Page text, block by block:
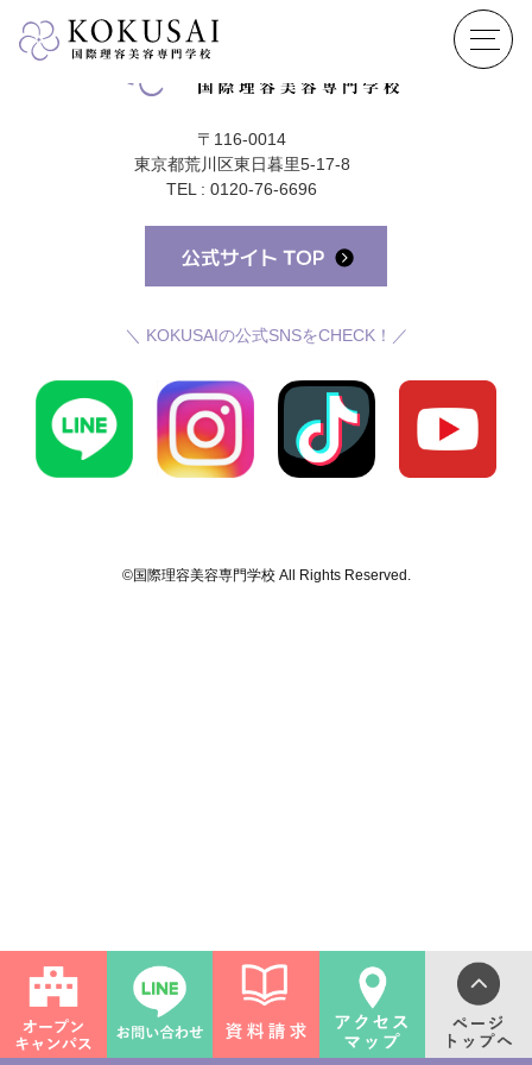
〒116-0014
東京都荒川区東日暮里5-17-8
TEL : 0120-76-6696
＼ KOKUSAIの公式SNSをCHECK！／
©国際理容美容専門学校 All Rights Reserved.